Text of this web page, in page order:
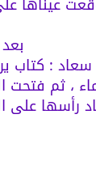
سعاد : كتاب
، ثم فتحت
على